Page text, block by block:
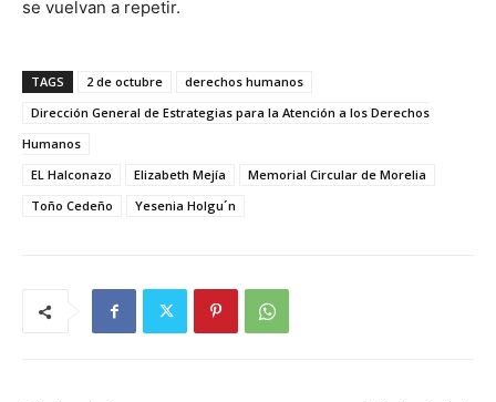
se vuelvan a repetir.
TAGS 2 de octubre
derechos humanos
Dirección General de Estrategias para la Atención a los Derechos
Humanos
EL Halconazo
Elizabeth Mejía
Memorial Circular de Morelia
Toño Cedeño
Yesenia Holgu´n